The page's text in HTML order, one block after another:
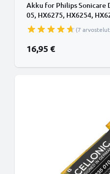
Akku for Philips Sonicare
05, HX6275, HX6254,
2.4V) â€“ CELLONIC
(7
16,95 €